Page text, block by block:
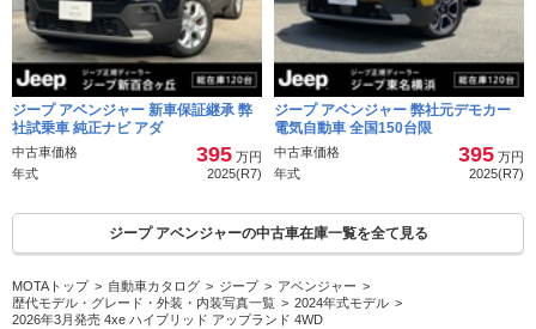
ジープ アベンジャー 新車保証継承 弊
社試乗車 純正ナビ アダ
中古車価格 395 万円
年式
2025(R7)
ジープ アベンジャー 弊社元デモカー
電気自動車 全国150台限
中古車価格 395 万円
年式
2025(R7)
ジープ アベンジャーの中古車在庫一覧を全て見る
MOTAトップ 自動車カタログ ジープ
アベンジャー
歴代モデル・グレード・外装・内装写真一覧
2024年式モデル
2026年3月発売 4xe ハイブリッド アップランド 4WD